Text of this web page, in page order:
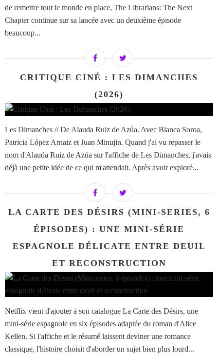
de remettre tout le monde en place, The Librarians: The Next
Chapter continue sur sa lancée avec un deuxième épisode
beaucoup...
CRITIQUE CINÉ : LES DIMANCHES
(2026)
Les Dimanches // De Alauda Ruiz de Azúa. Avec Blanca Soroa,
Patricia López Arnaiz et Juan Minujin. Quand j'ai vu repasser le
nom d'Alauda Ruiz de Azúa sur l'affiche de Les Dimanches, j'avais
déjà une petite idée de ce qui m'attendait. Après avoir exploré...
LA CARTE DES DÉSIRS (MINI-SERIES, 6
ÉPISODES) : UNE MINI-SÉRIE
ESPAGNOLE DÉLICATE ENTRE DEUIL
ET RECONSTRUCTION
Netflix vient d'ajouter à son catalogue La Carte des Désirs, une
mini-série espagnole en six épisodes adaptée du roman d'Alice
Kellen. Si l'affiche et le résumé laissent deviner une romance
classique, l'histoire choisit d'aborder un sujet bien plus lourd...